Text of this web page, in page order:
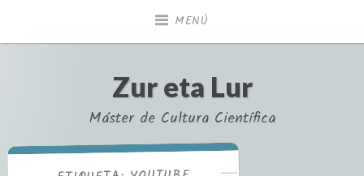
MENÚ
Zur eta Lur
Máster de Cultura Científica